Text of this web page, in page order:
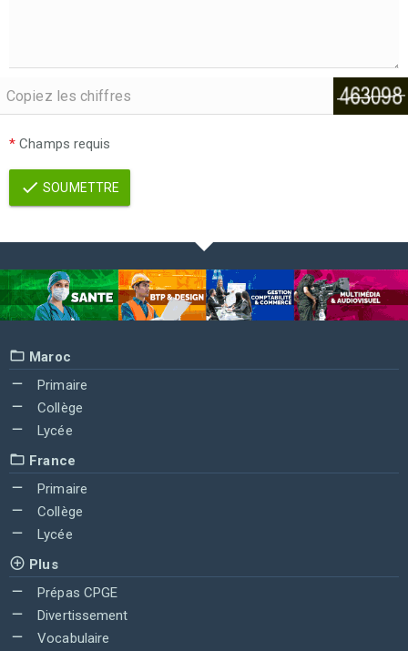
* Champs requis
SOUMETTRE
Maroc
Primaire
Collège
Lycée
France
Primaire
Collège
Lycée
Plus
Prépas CPGE
Divertissement
Vocabulaire